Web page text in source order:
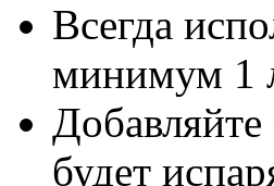
Всегда
минимум 1
будет